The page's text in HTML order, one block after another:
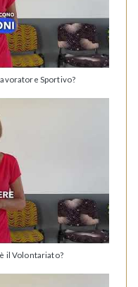
Sportivo?
il Volontariato?